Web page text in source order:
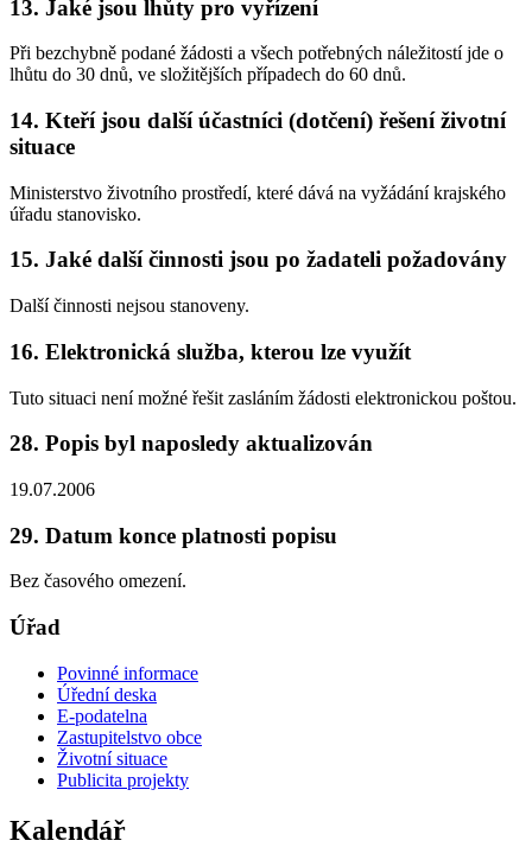
13. Jaké jsou lhůty pro vyřízení
Při bezchybně podané žádosti a všech potřebných náležitostí jde o
lhůtu do 30 dnů, ve složitějších případech do 60 dnů.
14. Kteří jsou další účastníci (dotčení) řešení životní
situace
Ministerstvo životního prostředí, které dává na vyžádání krajského
úřadu stanovisko.
15. Jaké další činnosti jsou po žadateli požadovány
Další činnosti nejsou stanoveny.
16. Elektronická služba, kterou lze využít
Tuto situaci není možné řešit zasláním žádosti elektronickou poštou.
28. Popis byl naposledy aktualizován
19.07.2006
29. Datum konce platnosti popisu
Bez časového omezení.
Úřad
Povinné informace
Úřední deska
E-podatelna
Zastupitelstvo obce
Životní situace
Publicita projekty
Kalendář